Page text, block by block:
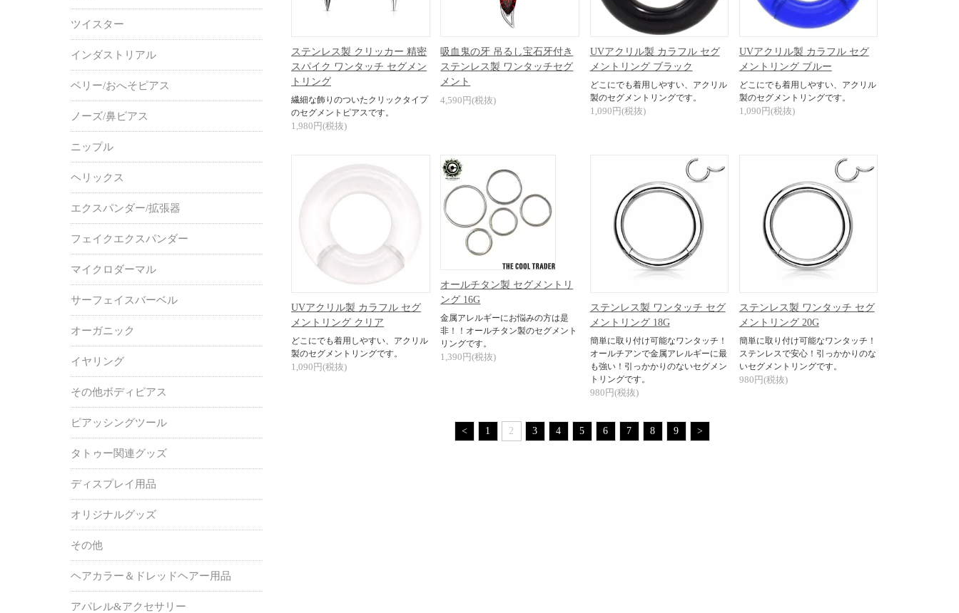
ステンレス製 クリッカー 精密
スパイク ワンタッチ セグメン
トリング
繊細な飾りのついたクリックタイプ
のセグメントピアスです。
1,980円(税抜)
吸血鬼の牙 吊るし宝石牙付き
ステンレス製 ワンタッチセグ
メント
4,590円(税抜)
UVアクリル製 カラフル セグ
メントリング ブラック
どこにでも着用しやすい、アクリル
製のセグメントリングです。
1,090円(税抜)
UVアクリル製 カラフル セグ
メントリング ブルー
どこにでも着用しやすい、アクリル
製のセグメントリングです。
1,090円(税抜)
UVアクリル製 カラフル セグ
メントリング クリア
どこにでも着用しやすい、アクリル
製のセグメントリングです。
1,090円(税抜)
オールチタン製 セグメントリ
ング 16G
金属アレルギーにお悩みの方は是
非！！オールチタン製のセグメント
リングです。
1,390円(税抜)
ステンレス製 ワンタッチ セグ
メントリング 18G
簡単に取り付け可能なワンタッチ！
オールチアンで金属アレルギーに最
も強い！引っかかりのないセグメン
トリングです。
980円(税抜)
ステンレス製 ワンタッチ セグ
メントリング 20G
簡単に取り付け可能なワンタッチ！
ステンレスで安心！引っかかりのな
いセグメントリングです。
980円(税抜)
< 1 2 3 4 5 6 7 8 9 >
ツイスター
インダストリアル
ベリー/おへそピアス
ノーズ/鼻ピアス
ニップル
ヘリックス
エクスパンダー/拡張器
フェイクエクスパンダー
マイクロダーマル
サーフェイスバーベル
オーガニック
イヤリング
その他ボディピアス
ピアッシングツール
タトゥー関連グッズ
ディスプレイ用品
オリジナルグッズ
その他
ヘアカラー＆ドレッドヘアー用品
アパレル&アクセサリー